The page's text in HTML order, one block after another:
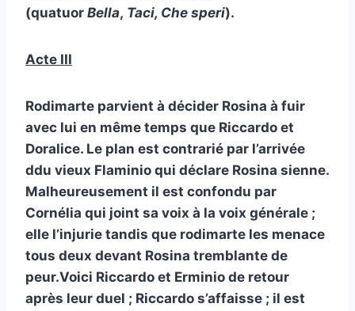
(quatuor Bella, Taci, Che speri).
Acte III
Rodimarte parvient à décider Rosina à fuir
avec lui en même temps que Riccardo et
Doralice. Le plan est contrarié par l’arrivée
ddu vieux Flaminio qui déclare Rosina sienne.
Malheureusement il est confondu par
Cornélia qui joint sa voix à la voix générale ;
elle l’injurie tandis que rodimarte les menace
tous deux devant Rosina tremblante de
peur.Voici Riccardo et Erminio de retour
après leur duel ; Riccardo s’affaisse ; il est